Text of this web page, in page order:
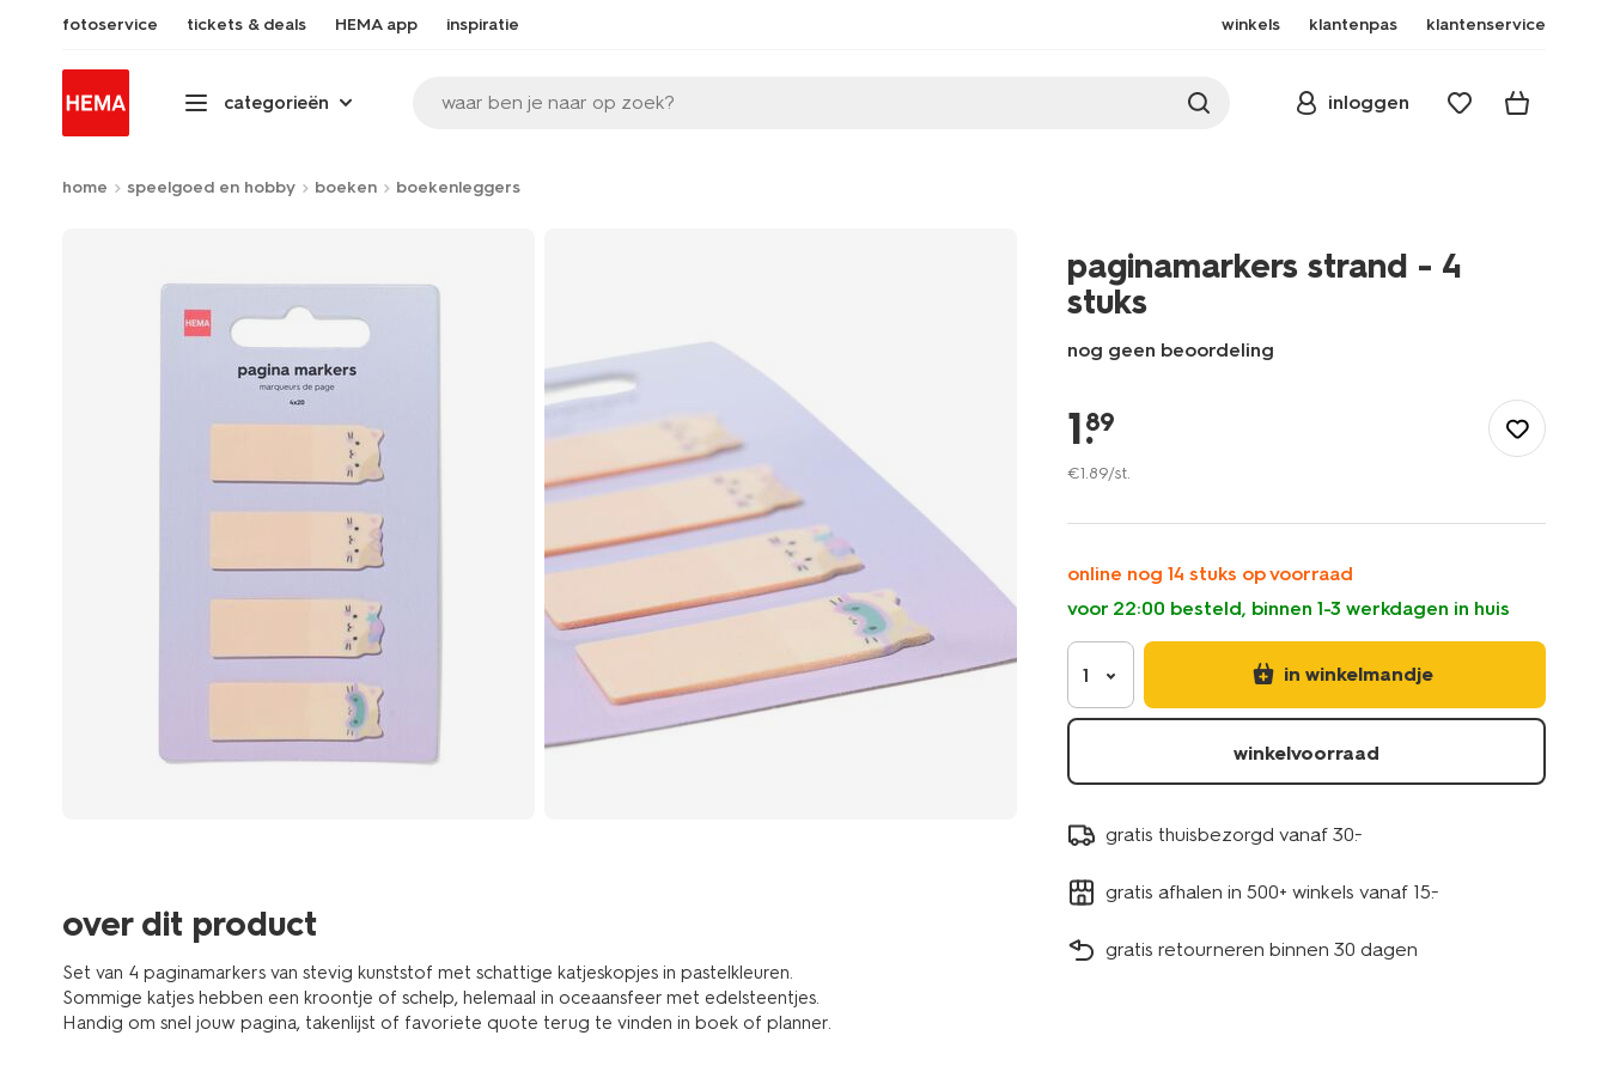
fotoservice tickets & deals HEMA app inspiratie winkels klantenpas klantenservice
categorieën waar ben je naar op zoek? inloggen
home speelgoed en hobby boeken boekenleggers
over dit product
Set van 4 paginamarkers van stevig kunststof met schattige katjeskopjes in pastelkleuren.
Sommige katjes hebben een kroontje of schelp, helemaal in oceaansfeer met edelsteentjes.
Handig om snel jouw pagina, takenlijst of favoriete quote terug te vinden in boek of planner.
paginamarkers strand - 4
stuks
nog geen beoordeling
strand-
-4-
1.
89
€1.89/st.
online nog 14 stuks op voorraad
voor 22:00 besteld, binnen 1-3 werkdagen in huis
1 in winkelmandje
winkelvoorraad
gratis thuisbezorgd vanaf 30.-
gratis afhalen in 500+ winkels vanaf 15.-
gratis retourneren binnen 30 dagen